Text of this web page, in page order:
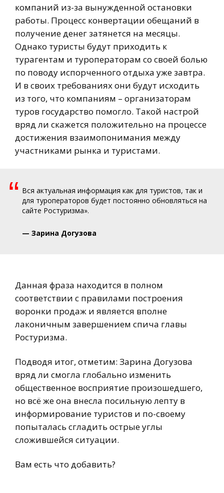
компаний из-за вынужденной остановки
работы. Процесс конвертации обещаний в
получение денег затянется на месяцы.
Однако туристы будут приходить к
турагентам и туроператорам со своей болью
по поводу испорченного отдыха уже завтра.
И в своих требованиях они будут исходить
из того, что компаниям – организаторам
туров государство помогло. Такой настрой
вряд ли скажется положительно на процессе
достижения взаимопонимания между
участниками рынка и туристами.
“ Вся актуальная информация как для туристов, так и
для туроператоров будет постоянно обновляться на
сайте Ростуризма».
— Зарина Догузова
Данная фраза находится в полном
соответствии с правилами построения
воронки продаж и является вполне
лаконичным завершением спича главы
Ростуризма.
Подводя итог, отметим: Зарина Догузова
вряд ли смогла глобально изменить
общественное восприятие произошедшего,
но всё же она внесла посильную лепту в
информирование туристов и по-своему
попыталась сгладить острые углы
сложившейся ситуации.
Вам есть что добавить?